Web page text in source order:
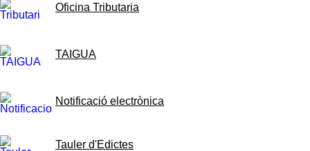
Oficina Tributaria
TAIGUA
Notificació electrònica
Tauler d'Edictes